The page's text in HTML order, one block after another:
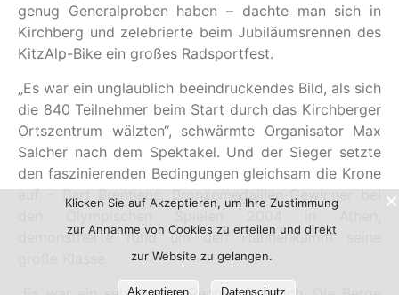
genug Generalproben haben – dachte man sich in
Kirchberg und zelebrierte beim Jubiläumsrennen des
KitzAlp-Bike ein großes Radsportfest.
„Es war ein unglaublich beeindruckendes Bild, als sich
die 840 Teilnehmer beim Start durch das Kirchberger
Ortszentrum wälzten“, schwärmte Organisator Max
Salcher nach dem Spektakel. Und der Sieger setzte
den faszinierenden Bedingungen gleichsam die Krone
auf – Bart Brentjens, Bronzemedaillen-Gewinner bei
den Olympischen Spielen 2004 in Athen,
demonstrierte rund um den Hahnenkamm seine
Klicken Sie auf Akzeptieren, um Ihre Zustimmung
zur Annahme von Cookies zu erteilen und direkt
zur Website zu gelangen.
Akzeptieren Datenschutz